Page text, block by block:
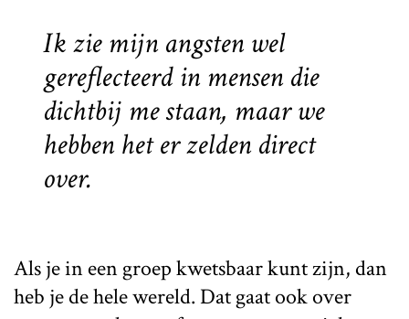
Ik zie mijn angsten wel
gereflecteerd in mensen die
dichtbij me staan, maar we
hebben het er zelden direct
over.
Als je in een groep kwetsbaar kunt zijn, dan
heb je de hele wereld. Dat gaat ook over